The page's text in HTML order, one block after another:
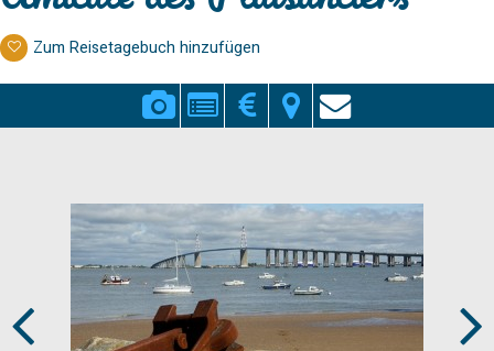
Zum Reisetagebuch hinzufügen